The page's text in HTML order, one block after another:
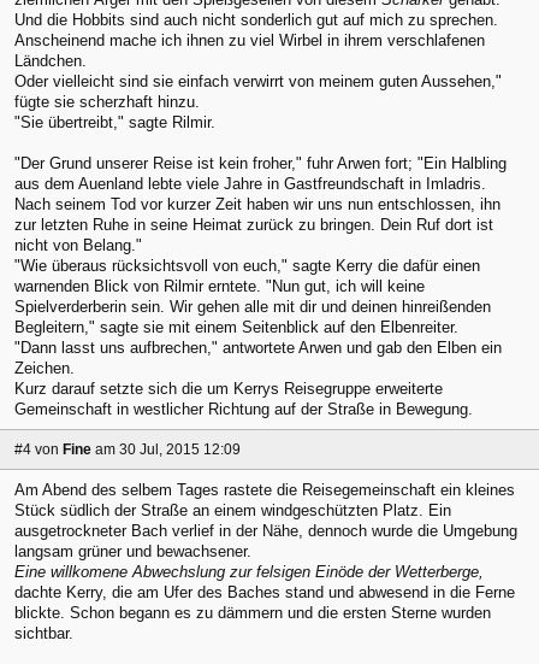
Und die Hobbits sind auch nicht sonderlich gut auf mich zu sprechen.
Anscheinend mache ich ihnen zu viel Wirbel in ihrem verschlafenen
Ländchen.
Oder vielleicht sind sie einfach verwirrt von meinem guten Aussehen,"
fügte sie scherzhaft hinzu.
"Sie übertreibt," sagte Rilmir.
"Der Grund unserer Reise ist kein froher," fuhr Arwen fort; "Ein Halbling
aus dem Auenland lebte viele Jahre in Gastfreundschaft in Imladris.
Nach seinem Tod vor kurzer Zeit haben wir uns nun entschlossen, ihn
zur letzten Ruhe in seine Heimat zurück zu bringen. Dein Ruf dort ist
nicht von Belang."
"Wie überaus rücksichtsvoll von euch," sagte Kerry die dafür einen
warnenden Blick von Rilmir erntete. "Nun gut, ich will keine
Spielverderberin sein. Wir gehen alle mit dir und deinen hinreißenden
Begleitern," sagte sie mit einem Seitenblick auf den Elbenreiter.
"Dann lasst uns aufbrechen," antwortete Arwen und gab den Elben ein
Zeichen.
Kurz darauf setzte sich die um Kerrys Reisegruppe erweiterte
Gemeinschaft in westlicher Richtung auf der Straße in Bewegung.
#4 von Fine am 30 Jul, 2015 12:09
Am Abend des selbem Tages rastete die Reisegemeinschaft ein kleines
Stück südlich der Straße an einem windgeschützten Platz. Ein
ausgetrockneter Bach verlief in der Nähe, dennoch wurde die Umgebung
langsam grüner und bewachsener.
Eine willkomene Abwechslung zur felsigen Einöde der Wetterberge,
dachte Kerry, die am Ufer des Baches stand und abwesend in die Ferne
blickte. Schon begann es zu dämmern und die ersten Sterne wurden
sichtbar.